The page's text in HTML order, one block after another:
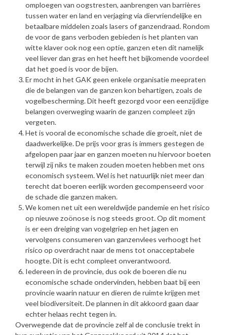
omploegen van oogstresten, aanbrengen van barrières
tussen water en land en verjaging via diervriendelijke en
betaalbare middelen zoals lasers of ganzendraad. Rondom
de voor de gans verboden gebieden is het planten van
witte klaver ook nog een optie, ganzen eten dit namelijk
veel liever dan gras en het heeft het bijkomende voordeel
dat het goed is voor de bijen.
Er mocht in het GAK geen enkele organisatie meepraten
die de belangen van de ganzen kon behartigen, zoals de
vogelbescherming. Dit heeft gezorgd voor een eenzijdige
belangen overweging waarin de ganzen compleet zijn
vergeten.
Het is vooral de economische schade die groeit, niet de
daadwerkelijke. De prijs voor gras is immers gestegen de
afgelopen paar jaar en ganzen moeten nu hiervoor boeten
terwijl zij niks te maken zouden moeten hebben met ons
economisch systeem. Wel is het natuurlijk niet meer dan
terecht dat boeren eerlijk worden gecompenseerd voor
de schade die ganzen maken.
We komen net uit een wereldwijde pandemie en het risico
op nieuwe zoönose is nog steeds groot. Op dit moment
is er een dreiging van vogelgriep en het jagen en
vervolgens consumeren van ganzenvlees verhoogt het
risico op overdracht naar de mens tot onacceptabele
hoogte. Dit is echt compleet onverantwoord.
Iedereen in de provincie, dus ook de boeren die nu
economische schade ondervinden, hebben baat bij een
provincie waarin natuur en dieren de ruimte krijgen met
veel biodiversiteit. De plannen in dit akkoord gaan daar
echter helaas recht tegen in.
Overwegende dat de provincie zelf al de conclusie trekt in